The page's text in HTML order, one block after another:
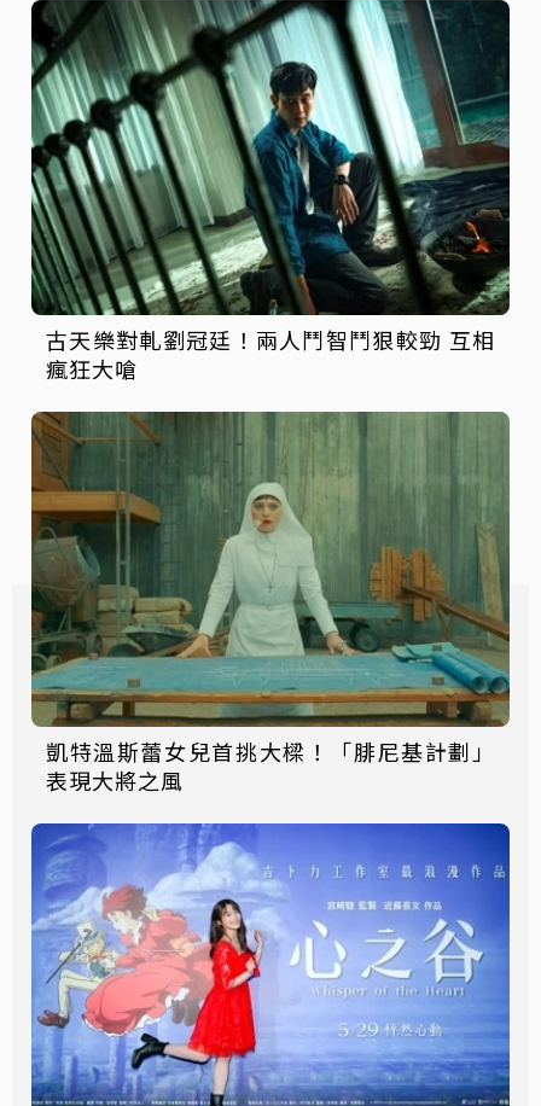
古天樂對軋劉冠廷！兩人鬥智鬥狠較勁 互相
瘋狂大嗆
凱特溫斯蕾女兒首挑大樑！「腓尼基計劃」
表現大將之風